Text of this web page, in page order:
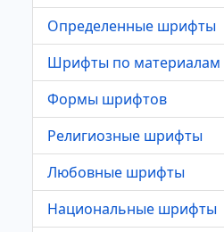
Определенные шрифты
Шрифты по материалам
Формы шрифтов
Религиозные шрифты
Любовные шрифты
Национальные шрифты